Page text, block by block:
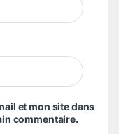
et mon site dans
commentaire.